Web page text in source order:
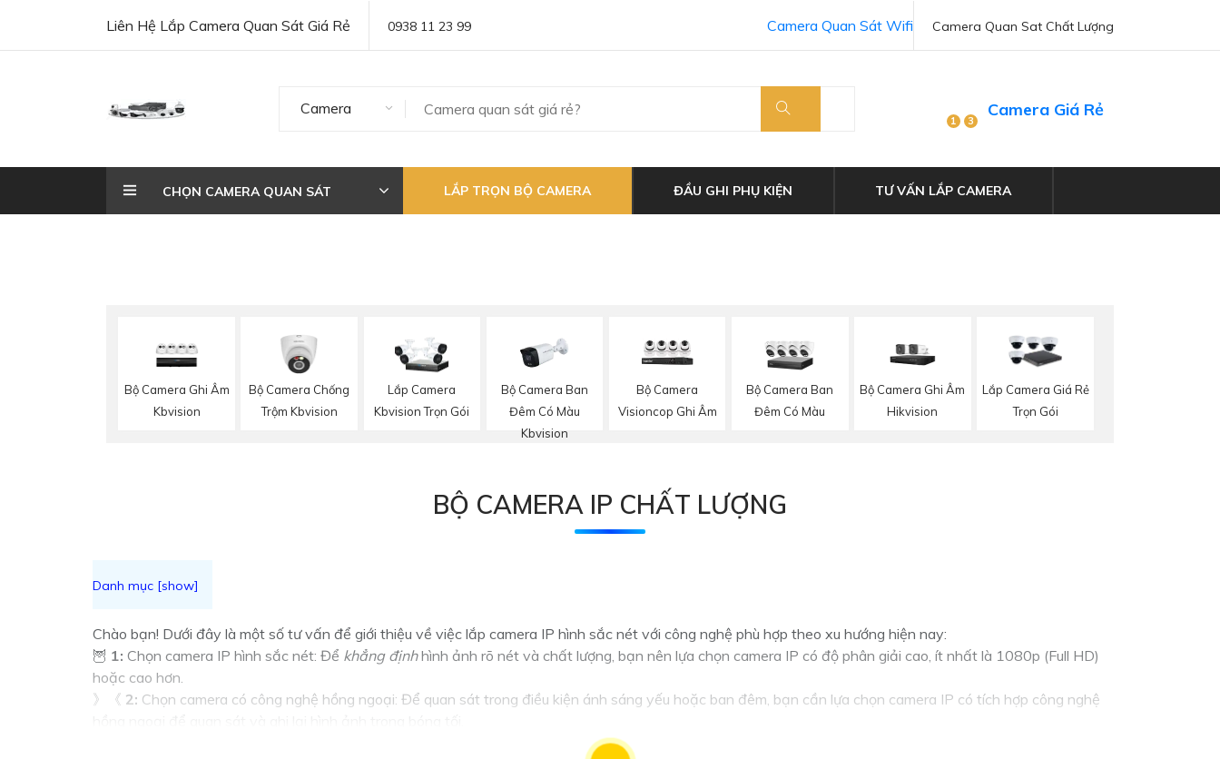
Liên Hệ Lắp Camera Quan Sát Giá Rẻ 0938 11 23 99 Camera Quan Sat Chất Lượng
Camera Quan Sát Wifi
Camera
1 3
Camera Giá Rẻ
CHỌN CAMERA QUAN SÁT LẮP TRỌN BỘ CAMERA ĐẦU GHI PHỤ KIỆN TƯ VẤN LẮP CAMERA
Bộ Camera Ghi Âm
Kbvision
Bộ Camera Chống
Trộm Kbvision
Lắp Camera
Kbvision Trọn Gói
Bộ Camera Ban
Đêm Có Màu
Kbvision
Bộ Camera
Visioncop Ghi Âm
Bộ Camera Ban
Đêm Có Màu
Bộ Camera Ghi Âm
Hikvision
Lắp Camera Giá Rẻ
Trọn Gói
BỘ CAMERA IP CHẤT LƯỢNG
Chào bạn! Dưới đây là một số tư vấn để giới thiệu về việc lắp camera IP hình sắc nét với công nghệ phù hợp theo xu hướng hiện nay:
🦉 1: Chọn camera IP hình sắc nét: Để khẳng địnhhình ảnh rõ nét và chất lượng, bạn nên lựa chọn camera IP có độ phân giải cao, ít nhất là 1080p (Full HD)
hoặc cao hơn.
》《 2: Chọn camera có công nghệ hồng ngoại: Để quan sát trong điều kiện ánh sáng yếu hoặc ban đêm, bạn cần lựa chọn camera IP có tích hợp công nghệ
Chọn camera có khả năng xoay ngang, dọc: Để có thể quan sát được nhiều góc độ khác nhau, nên chọn camera có khả năng xoay ngang, dọc từ xa thông